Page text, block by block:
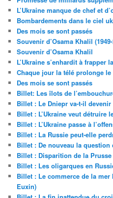
L’Ukraine manque de chef et
Bombardements dans le ciel
Des mois se sont passés
Souvenir d’Osama Khalil
Souvenir d’Osama Khalil
L’Ukraine s’enhardit à frapper
Chaque jour la télé prolonge le
Des mois se sont passés
Billet: Les îlots de
Billet : Le Dniepr va-t-il
Billet : L’Ukraine veut détruire
Billet : L’Ukraine passe à
Billet : La Russie peut-elle
Billet : De nouveau la question
Billet : Disparition de la Prusse
Billet : Les oligarques en
Billet : Le commerce de la mer
Euxin)